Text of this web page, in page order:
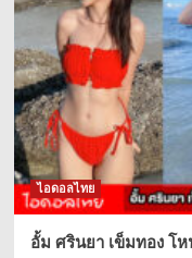
ไอดอลไทย
อั้ม ศรินยา เข็มทอง โ